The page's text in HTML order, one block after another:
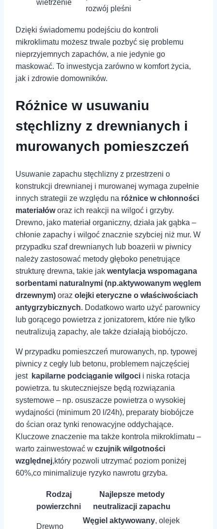
wietrzenie
rozwój pleśni
Dzięki świadomemu podejściu do kontroli
⁢mikroklimatu możesz ⁣trwale ‌pozbyć się ‍problemu​
nieprzyjemnych zapachów, a ‍nie jedynie go
maskować. To inwestycja zarówno w ​komfort ⁢życia,
jak i zdrowie domowników.
Różnice w usuwaniu
stęchlizny‌ z drewnianych ‌i
murowanych pomieszczeń
Usuwanie zapachu ‍stęchlizny z ‌przestrzeni o
konstrukcji ⁣drewnianej i murowanej wymaga zupełnie
innych strategii ze względu na różnice w‍ chłonności
materiałóworaz ⁢ich reakcji na wilgoć​ i grzyby.
Drewno, ‌jako materiał⁢ organiczny,⁢ działa jak gąbka⁣ –⁢
chłonie zapachy i ⁣wilgoć znacznie szybciej niż mur. W
przypadku ⁣szaf drewnianych ‌lub boazerii w piwnicy
należy zastosować​ metody głęboko penetrujące​
strukturę drewna, takie jak wentylacja wspomagana
sorbentami naturalnymi (np.aktywowanym węglem
drzewnym) oraz olejki eteryczne o ⁣właściwościach
antygrzybicznych. ⁤Dodatkowo‍ warto użyć‌ parownicy
lub⁣ gorącego powietrza z jonizatorem,‍ które nie tylko
neutralizują zapachy, ale‌ także⁣ działają biobójczo.
W przypadku pomieszczeń murowanych, np. typowej
piwnicy z cegły lub betonu, problemem najczęściej
jest ⁣ kapilarne podciąganie⁣ wilgoci i niska rotacja
powietrza. tu⁢ skuteczniejsze będą rozwiązania
systemowe ​–‍ np. osuszacze powietrza o wysokiej
wydajności ​(minimum 20 l/24h), preparaty ⁢biobójcze
⁣do ścian oraz tynki renowacyjne oddychające.‌
Kluczowe znaczenie ma ‌także kontrola mikroklimatu ​–
warto zainwestować w czujnik wilgotności
względnej,który pozwoli ⁢utrzymać poziom poniżej
60%,co minimalizuje ryzyko nawrotu grzyba.
Rodzaj
⁢powierzchni
Najlepsze metody
neutralizacji zapachu
Drewno
Węgiel aktywowany, olejek